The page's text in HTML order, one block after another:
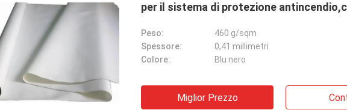
per il sistema di protezione
Peso:
460 g/sqm
Spessore:
0,41 millimetri
Colore:
Blu nero
Miglior Prezzo